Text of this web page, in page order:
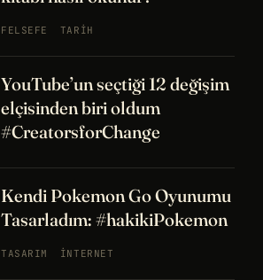
FELSEFE TARIH
YouTube’un seçtiği 12 değişim
elçisinden biri oldum
#CreatorsforChange
Kendi Pokemon Go Oyunumu
Tasarladım: #hakikiPokemon
TASARIM İNTERNET